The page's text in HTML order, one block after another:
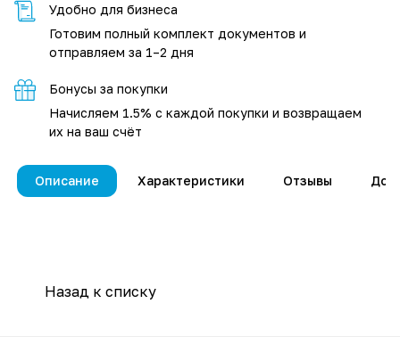
Удобно для бизнеса
Готовим полный комплект документов и
отправляем за 1–2 дня
Бонусы за покупки
Начисляем 1.5% с каждой покупки и возвращаем
их на ваш счёт
Описание Характеристики Отзывы
Назад к списку